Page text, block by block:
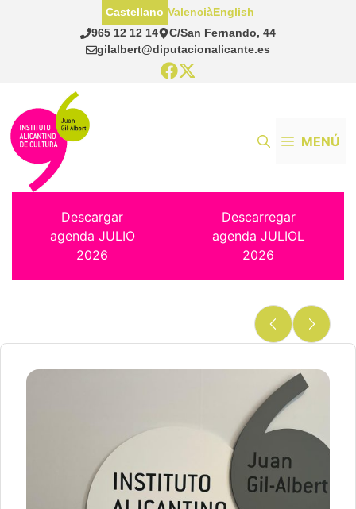
965 12 12 14
C/San Fernando, 44
gilalbert@diputacionalicante.es
Castellano ValenciàEnglish
MENÚ
Descargar
agenda JULIO
2026
Descarregar
agenda JULIOL
2026